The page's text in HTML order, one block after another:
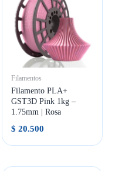
Filamentos
Filamento PLA+
GST3D Pink 1kg –
1.75mm | Rosa
$ 20.500